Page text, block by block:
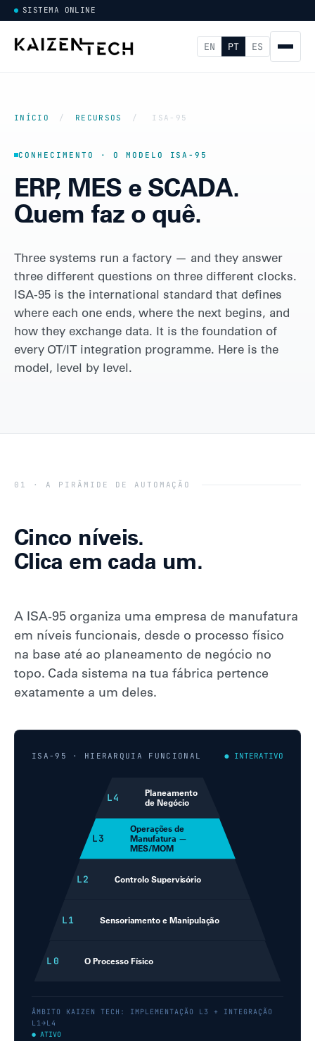
SISTEMA ONLINE
EN PT ES
INÍCIO / RECURSOS / ISA-95
CONHECIMENTO · O MODELO ISA-95
ERP, MES e SCADA.
Quem faz o quê.
Three systems run a factory — and they answer
three different questions on three different clocks.
ISA-95 is the international standard that defines
where each one ends, where the next begins, and
how they exchange data. It is the foundation of
every OT/IT integration programme. Here is the
model, level by level.
01 · A PIRÂMIDE DE AUTOMAÇÃO
Cinco níveis.
Clica em cada um.
A ISA-95 organiza uma empresa de manufatura
em níveis funcionais, desde o processo físico
na base até ao planeamento de negócio no
topo. Cada sistema na tua fábrica pertence
exatamente a um deles.
ISA-95 · HIERARQUIA FUNCIONAL ● INTERATIVO
L4
Planeamento
de Negócio
L3
Operações de
Manufatura —
MES/MOM
L2 Controlo Supervisório
L1 Sensoriamento e Manipulação
L0 O Processo Físico
ÂMBITO KAIZEN TECH: IMPLEMENTAÇÃO L3 + INTEGRAÇÃO
L1→L4
● ATIVO